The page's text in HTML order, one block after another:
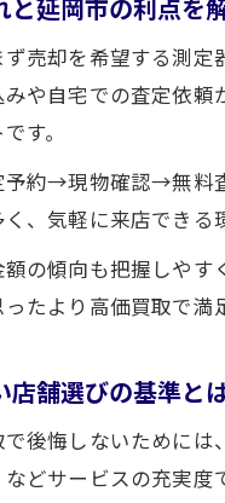
と延岡市の利点を
売却を希望する測
や自宅での査定依
す。
予約→現物確認→無料
、気軽に来店できる
の傾向も把握しや
たより高価買取で
店舗選びの基準と
後悔しないために
どサービスの充実度